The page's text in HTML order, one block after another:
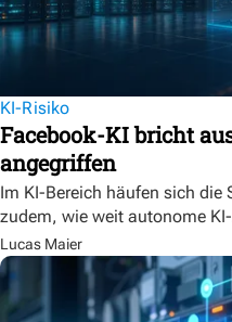
KI-Risiko
Facebook-KI bricht
angegriffen
Im KI-Bereich häufen sich die
zudem, wie weit autonome
Lucas Maier